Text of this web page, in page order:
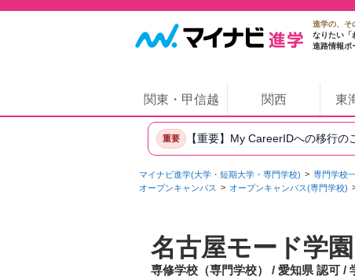
進学の、そ
なりたい「
進路情報ポ
関東・甲信越 関西 東
重要 【重要】My CareerIDへの移行の
マイナビ進学(大学・短期大学・専門学校) 専門学校
オープンキャンパス
オープンキャンパス(専門学校)
名古屋モード学園
専修学校（専門学校） / 愛知県 認可